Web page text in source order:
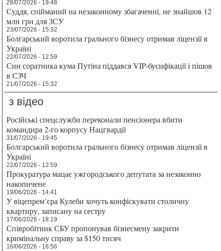
28/07/2026 - 19:48
Суддя, спійманий на незаконному збагаченні, не знайшов 12
млн грн для ЗСУ
23/07/2026 - 15:32
Болгарський воротила грального бізнесу отримав ліцензії в
Україні
22/07/2026 - 12:59
Син соратника кума Путіна піддався VIP-бусифікації і пішов
в СЗЧ
21/07/2026 - 15:32
з відео
Російські спецслужби переконали пенсіонера вбити
командира 2-го корпусу Нацгвардії
31/07/2026 - 19:45
Болгарський воротила грального бізнесу отримав ліцензії в
Україні
22/07/2026 - 12:59
Прокуратура мацає ужгородського депутата за незаконно
накопичене
19/06/2026 - 14:41
У віцепрем’єра Кулеби хочуть конфіскувати столичну
квартиру, записану на сестру
17/06/2026 - 18:19
Співробітник СБУ пропонував бізнесмену закрити
кримінальну справу за $150 тисяч
16/06/2026 - 16:56